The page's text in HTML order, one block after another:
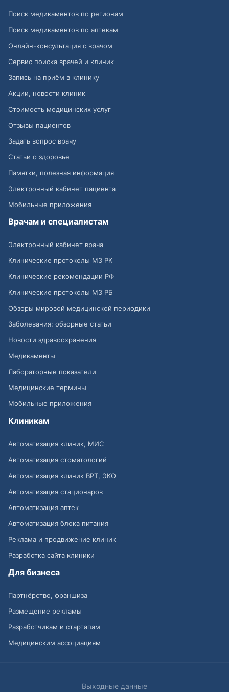
Поиск медикаментов по регионам
Поиск медикаментов по аптекам
Онлайн-консультация с врачом
Сервис поиска врачей и клиник
Запись на приём в клинику
Акции, новости клиник
Стоимость медицинских услуг
Отзывы пациентов
Задать вопрос врачу
Статьи о здоровье
Памятки, полезная информация
Электронный кабинет пациента
Мобильные приложения
Врачам и специалистам
Электронный кабинет врача
Клинические протоколы МЗ РК
Клинические рекомендации РФ
Клинические протоколы МЗ РБ
Обзоры мировой медицинской периодики
Заболевания: обзорные статьи
Новости здравоохранения
Медикаменты
Лабораторные показатели
Медицинские термины
Мобильные приложения
Клиникам
Автоматизация клиник, МИС
Автоматизация стоматологий
Автоматизация клиник ВРТ, ЭКО
Автоматизация стационаров
Автоматизация аптек
Автоматизация блока питания
Реклама и продвижение клиник
Разработка сайта клиники
Для бизнеса
Партнёрство, франшиза
Размещение рекламы
Разработчикам и стартапам
Медицинским ассоциациям
Выходные данные